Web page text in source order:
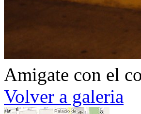
Amigate con el
Volver a galeria